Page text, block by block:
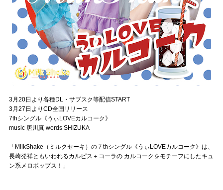
3月20日より各種DL・サブスク等配信START
3月27日よりCD全国リリース
7thシングル《うぃLOVEカルコーク》
music 唐川真 words SHIZUKA
「MilkShake（ミルクセーキ）の７thシングル《うぃLOVEカルコーク》は、
長崎発祥ともいわれるカルピス＋コーラの カルコークをモチーフにしたキュ
ン系メロポップス！」